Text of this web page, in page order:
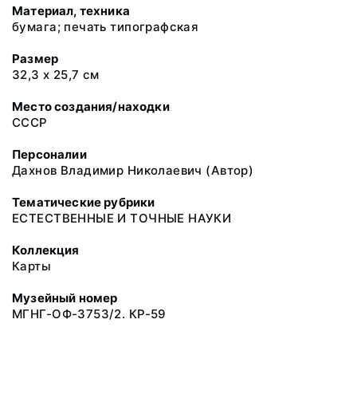
Материал, техника
бумага; печать типографская
Размер
32,3 x 25,7 см
Место создания/находки
СССР
Персоналии
Дахнов Владимир Николаевич (Автор)
Тематические рубрики
ЕСТЕСТВЕННЫЕ И ТОЧНЫЕ НАУКИ
Коллекция
Карты
Музейный номер
МГНГ-ОФ-3753/2. КР-59